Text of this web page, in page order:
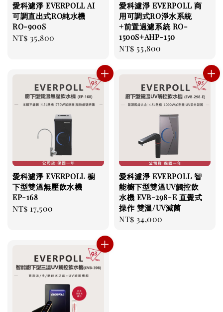
愛科濾淨 EVERPOLL AI
可調直出式RO純水機
RO-900S
Regular
NT$ 35,800
愛科濾淨 EVERPOLL 商
⽤可調式RO淨⽔系統
+前置過濾系統 RO-
1500S+AHP-150
Regular
NT$ 55,800
愛科濾淨 EVERPOLL 櫥
下型雙溫無壓飲水機
EP-168
Regular
NT$ 17,500
愛科濾淨 EVERPOLL 智
能櫥下型雙溫UV觸控飲
水機 EVB-298-E 直覺式
操作 雙溫/UV滅菌
Regular
NT$ 34,000